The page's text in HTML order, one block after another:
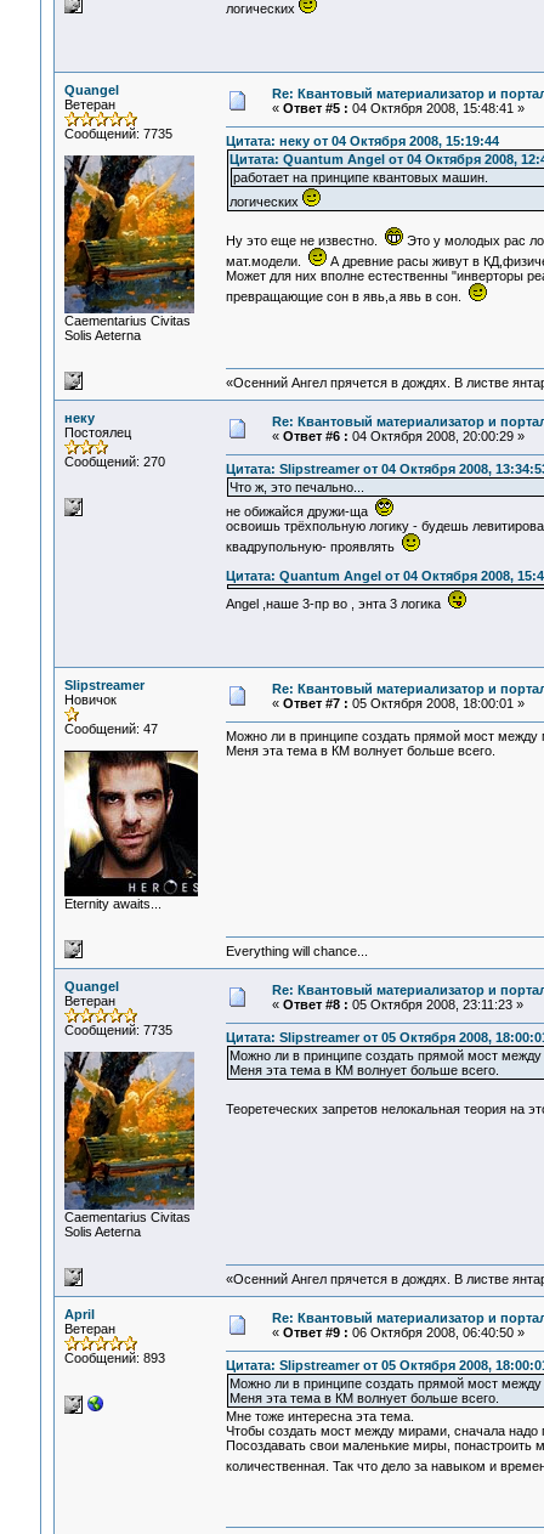
логических
Quangel
Ветеран
Сообщений: 7735
Сaementarius Civitas
Solis Aeterna
Re: Квантовый материализатор и
« Ответ #5 : 04 Октября 2008, 15:48:41 »
Цитата: неку от 04 Октября 2008, 15:19:44
Цитата: Quantum Angel от 04 Октября 2008,
работает на принципе квантовых машин.
логических
Ну это еще не известно.
Это у молодых рас
мат.модели.
А древние расы живут в
Может для них вполне естественны "инверторы
превращающие сон в явь,а явь в сон.
«Осенний Ангел прячется в дождях. В листве
неку
Постоялец
Сообщений: 270
Re: Квантовый материализатор и
« Ответ #6 : 04 Октября 2008, 20:00:29 »
Цитата: Slipstreamer от 04 Октября 2008,
Что ж, это печально...
не обижайся дружи-ща
освоишь трёхпольную логику - будешь
квадрупольную- проявлять
Цитата: Quantum Angel от 04 Октября 2008,
Angel ,наше 3-пр во , энта 3 логика
Slipstreamer
Новичок
Сообщений: 47
Eternity awaits...
Re: Квантовый материализатор и
« Ответ #7 : 05 Октября 2008, 18:00:01 »
Можно ли в принципе создать прямой мост между
Меня эта тема в КМ волнует больше всего.
Everything will chance...
Quangel
Ветеран
Сообщений: 7735
Сaementarius Civitas
Solis Aeterna
Re: Квантовый материализатор и
« Ответ #8 : 05 Октября 2008, 23:11:23 »
Цитата: Slipstreamer от 05 Октября 2008,
Можно ли в принципе создать прямой мост
Меня эта тема в КМ волнует больше всего.
Теоретеческих запретов нелокальная теория на
«Осенний Ангел прячется в дождях. В листве
April
Ветеран
Сообщений: 893
Re: Квантовый материализатор и
« Ответ #9 : 06 Октября 2008, 06:40:50 »
Цитата: Slipstreamer от 05 Октября 2008,
Можно ли в принципе создать прямой мост
Меня эта тема в КМ волнует больше всего.
Мне тоже интересна эта тема.
Чтобы создать мост между мирами, сначала надо
Посоздавать свои маленькие миры,
количественная. Так что дело за навыком и